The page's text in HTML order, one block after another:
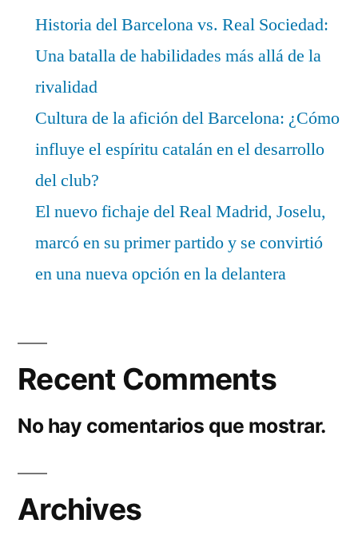
Historia del Barcelona vs. Real Sociedad:
Una batalla de habilidades más allá de la
rivalidad
Cultura de la afición del Barcelona: ¿Cómo
influye el espíritu catalán en el desarrollo
del club?
El nuevo fichaje del Real Madrid, Joselu,
marcó en su primer partido y se convirtió
en una nueva opción en la delantera
Recent Comments
No hay comentarios que mostrar.
Archives